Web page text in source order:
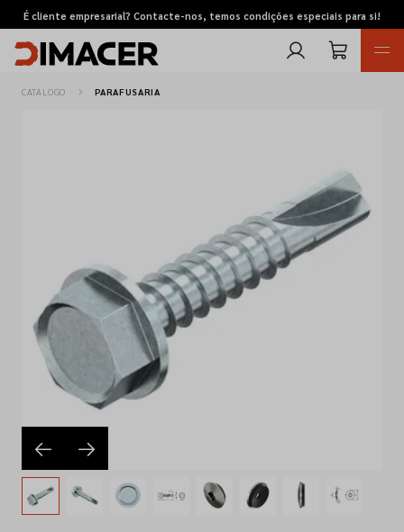
É cliente empresarial? Contacte-nos, temos condições especiais para si!
Pedidos de cotação
Marcas
Favoritos
Empresa
Contactos
CATÁLOGO PARAFUSARIA